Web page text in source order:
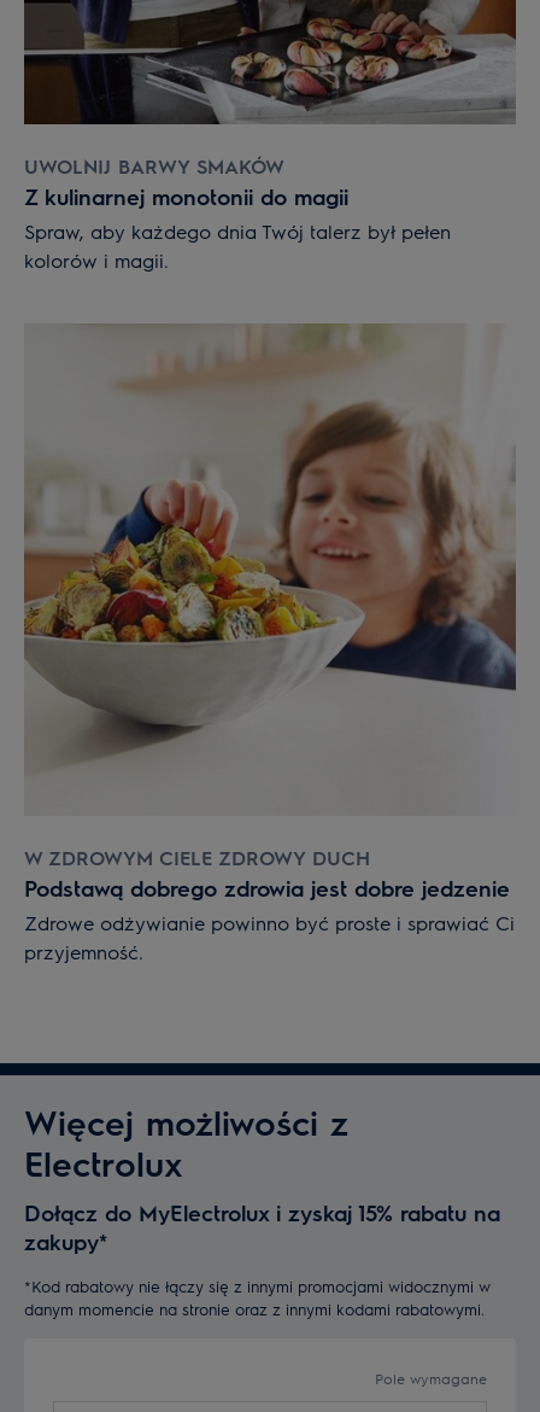
UWOLNIJ BARWY SMAKÓW
Z kulinarnej monotonii do magii
Spraw, aby każdego dnia Twój talerz był pełen
kolorów i magii.
W ZDROWYM CIELE ZDROWY DUCH
Podstawą dobrego zdrowia jest dobre jedzenie
Zdrowe odżywianie powinno być proste i sprawiać Ci
przyjemność.
Więcej możliwości z
Electrolux
Dołącz do MyElectrolux i zyskaj 15% rabatu na
zakupy*
*Kod rabatowy nie łączy się z innymi promocjami widocznymi w
danym momencie na stronie oraz z innymi kodami rabatowymi.
Pole wymagane